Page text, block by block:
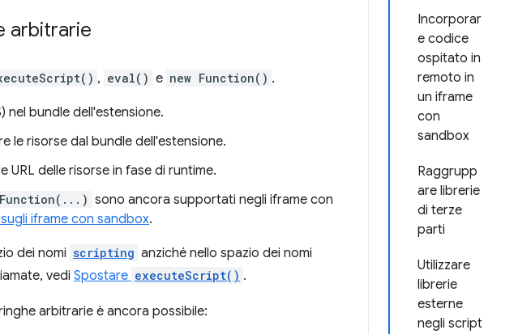
Incorporar
e codice
ospitato in
remoto in
un iframe
con
sandbox
Raggrupp
are librerie
di terze
parti
Utilizzare
librerie
esterne
negli script
arbitrarie
, eval() e new Function() .
nel bundle dell'estensione.
le risorse dal bundle dell'estensione.
URL delle risorse in fase di runtime.
Function(...) sono ancora supportati negli iframe con
iframe con sandbox.
dei nomi scripting anziché nello spazio dei nomi
vedi Spostare executeScript() .
arbitrarie è ancora possibile: